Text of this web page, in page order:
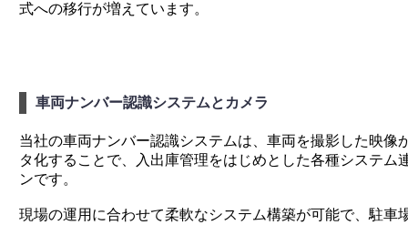
式への移行が増えています。
車両ナンバー認識システムとカメラ
当社の車両ナンバー認識システムは、車両を撮影した映像
タ化することで、入出庫管理をはじめとした各種システム
ンです。
現場の運用に合わせて柔軟なシステム構築が可能で、駐車